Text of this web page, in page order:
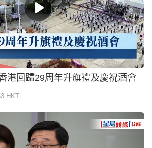
港回歸29周年升旗禮及慶祝酒會
HKT